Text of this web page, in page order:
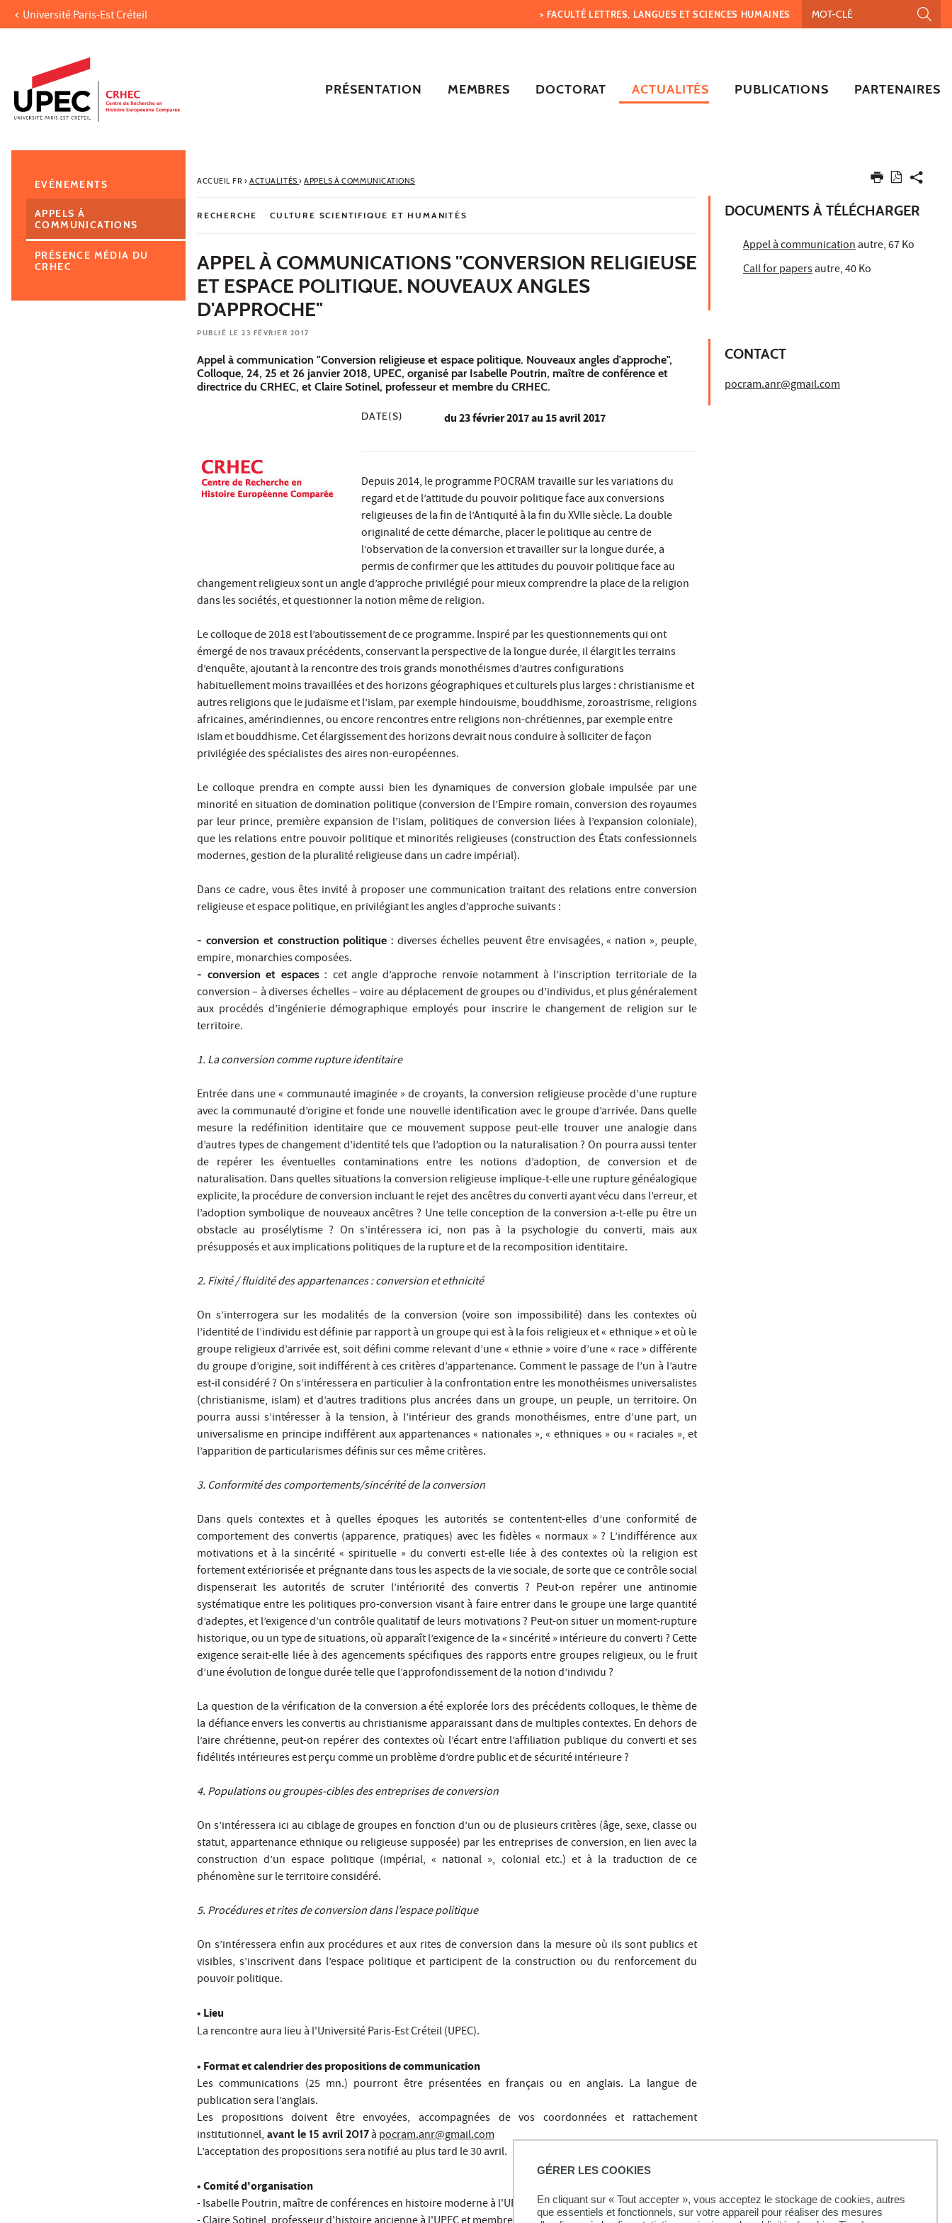
GÉRER LES COOKIES
En cliquant sur « Tout accepter », vous acceptez le stockage de cookies, autres
que essentiels et fonctionnels, sur votre appareil pour réaliser des mesures
Aller au contenu
Recherche
Navigation secondaire
Université Paris-Est Créteil > FACULTÉ LETTRES, LANGUES ET SCIENCES HUMAINES
PRÉSENTATION MEMBRES DOCTORAT ACTUALITÉS PUBLICATIONS PARTENAIRES
ACCUEIL FR› ACTUALITÉS› APPELS À COMMUNICATIONS
RECHERCHE CULTURE SCIENTIFIQUE ET HUMANITÉS
APPEL À COMMUNICATIONS "CONVERSION RELIGIEUSE
ET ESPACE POLITIQUE. NOUVEAUX ANGLES
D'APPROCHE"
PUBLIÉ LE 23 FÉVRIER 2017
Appel à communication "Conversion religieuse et espace politique. Nouveaux angles d'approche",
Colloque, 24, 25 et 26 janvier 2018, UPEC, organisé par Isabelle Poutrin, maître de conférence et
directrice du CRHEC, et Claire Sotinel, professeur et membre du CRHEC.
DATE(S) du23 février 2017au 15 avril 2017
Depuis 2014, le programme POCRAM travaille sur les variations du
regard et de l’attitude du pouvoir politique face aux conversions
religieuses de la fin de l’Antiquité à la fin du XVIIe siècle. La double
originalité de cette démarche, placer le politique au centre de
l’observation de la conversion et travailler sur la longue durée, a
permis de confirmer que les attitudes du pouvoir politique face au
changement religieux sont un angle d’approche privilégié pour mieux comprendre la place de la religion
dans les sociétés, et questionner la notion même de religion.
Le colloque de 2018 est l’aboutissement de ce programme. Inspiré par les questionnements qui ont
émergé de nos travaux précédents, conservant la perspective de la longue durée, il élargit les terrains
d’enquête, ajoutant à la rencontre des trois grands monothéismes d’autres configurations
habituellement moins travaillées et des horizons géographiques et culturels plus larges : christianisme et
autres religions que le judaïsme et l’islam, par exemple hindouisme, bouddhisme, zoroastrisme, religions
africaines, amérindiennes, ou encore rencontres entre religions non-chrétiennes, par exemple entre
islam et bouddhisme. Cet élargissement des horizons devrait nous conduire à solliciter de façon
privilégiée des spécialistes des aires non-européennes.
Le colloque prendra en compte aussi bien les dynamiques de conversion globale impulsée par une
minorité en situation de domination politique (conversion de l’Empire romain, conversion des royaumes
par leur prince, première expansion de l’islam, politiques de conversion liées à l’expansion coloniale),
que les relations entre pouvoir politique et minorités religieuses (construction des États confessionnels
modernes, gestion de la pluralité religieuse dans un cadre impérial).
Dans ce cadre, vous êtes invité à proposer une communication traitant des relations entre conversion
religieuse et espace politique, en privilégiant les angles d’approche suivants :
- conversion et construction politique : diverses échelles peuvent être envisagées, « nation », peuple,
empire, monarchies composées.
- conversion et espaces : cet angle d’approche renvoie notamment à l’inscription territoriale de la
conversion – à diverses échelles – voire au déplacement de groupes ou d’individus, et plus généralement
aux procédés d’ingénierie démographique employés pour inscrire le changement de religion sur le
territoire.
1. La conversion comme rupture identitaire
Entrée dans une « communauté imaginée » de croyants, la conversion religieuse procède d’une rupture
avec la communauté d’origine et fonde une nouvelle identification avec le groupe d’arrivée. Dans quelle
mesure la redéfinition identitaire que ce mouvement suppose peut-elle trouver une analogie dans
d’autres types de changement d’identité tels que l’adoption ou la naturalisation ? On pourra aussi tenter
de repérer les éventuelles contaminations entre les notions d’adoption, de conversion et de
naturalisation. Dans quelles situations la conversion religieuse implique-t-elle une rupture généalogique
explicite, la procédure de conversion incluant le rejet des ancêtres du converti ayant vécu dans l’erreur, et
l’adoption symbolique de nouveaux ancêtres ? Une telle conception de la conversion a-t-elle pu être un
obstacle au prosélytisme ? On s’intéressera ici, non pas à la psychologie du converti, mais aux
présupposés et aux implications politiques de la rupture et de la recomposition identitaire.
2. Fixité / fluidité des appartenances : conversion et ethnicité
On s’interrogera sur les modalités de la conversion (voire son impossibilité) dans les contextes où
l’identité de l’individu est définie par rapport à un groupe qui est à la fois religieux et « ethnique » et où le
groupe religieux d’arrivée est, soit défini comme relevant d’une « ethnie » voire d’une « race » différente
du groupe d’origine, soit indifférent à ces critères d’appartenance. Comment le passage de l’un à l’autre
est-il considéré ? On s’intéressera en particulier à la confrontation entre les monothéismes universalistes
(christianisme, islam) et d’autres traditions plus ancrées dans un groupe, un peuple, un territoire. On
pourra aussi s’intéresser à la tension, à l’intérieur des grands monothéismes, entre d’une part, un
universalisme en principe indifférent aux appartenances « nationales », « ethniques » ou « raciales », et
l’apparition de particularismes définis sur ces même critères.
3. Conformité des comportements/sincérité de la conversion
Dans quels contextes et à quelles époques les autorités se contentent-elles d’une conformité de
comportement des convertis (apparence, pratiques) avec les fidèles « normaux » ? L’indifférence aux
motivations et à la sincérité « spirituelle » du converti est-elle liée à des contextes où la religion est
fortement extériorisée et prégnante dans tous les aspects de la vie sociale, de sorte que ce contrôle social
dispenserait les autorités de scruter l’intériorité des convertis ? Peut-on repérer une antinomie
systématique entre les politiques pro-conversion visant à faire entrer dans le groupe une large quantité
d’adeptes, et l’exigence d’un contrôle qualitatif de leurs motivations ? Peut-on situer un moment-rupture
historique, ou un type de situations, où apparaît l’exigence de la « sincérité » intérieure du converti ? Cette
exigence serait-elle liée à des agencements spécifiques des rapports entre groupes religieux, ou le fruit
d’une évolution de longue durée telle que l’approfondissement de la notion d’individu ?
La question de la vérification de la conversion a été explorée lors des précédents colloques, le thème de
la défiance envers les convertis au christianisme apparaissant dans de multiples contextes. En dehors de
l’aire chrétienne, peut-on repérer des contextes où l’écart entre l’affiliation publique du converti et ses
fidélités intérieures est perçu comme un problème d’ordre public et de sécurité intérieure ?
4. Populations ou groupes-cibles des entreprises de conversion
On s’intéressera ici au ciblage de groupes en fonction d’un ou de plusieurs critères (âge, sexe, classe ou
statut, appartenance ethnique ou religieuse supposée) par les entreprises de conversion, en lien avec la
construction d’un espace politique (impérial, « national », colonial etc.) et à la traduction de ce
phénomène sur le territoire considéré.
5. Procédures et rites de conversion dans l’espace politique
On s’intéressera enfin aux procédures et aux rites de conversion dans la mesure où ils sont publics et
visibles, s’inscrivent dans l’espace politique et participent de la construction ou du renforcement du
pouvoir politique.
• Lieu
La rencontre aura lieu à l'Université Paris-Est Créteil (UPEC).
• Format et calendrier des propositions de communication
Les communications (25 mn.) pourront être présentées en français ou en anglais. La langue de
publication sera l’anglais.
Les propositions doivent être envoyées, accompagnées de vos coordonnées et rattachement
institutionnel, avant le 15 avril 2017à pocram.anr@gmail.com
L’acceptation des propositions sera notifié au plus tard le 30 avril.
• Comité d'organisation
-Isabelle Poutrin, maître de conférences en histoire moderne à l'UPEC et directrice du CRHEC
DOCUMENTS À TÉLÉCHARGER
Appel à communicationautre, 67 Ko
Call for papersautre, 40 Ko
CONTACT
pocram.anr@gmail.com
EVÈNEMENTS
APPELS À
COMMUNICATIONS
PRÉSENCE MÉDIA DU
CRHEC